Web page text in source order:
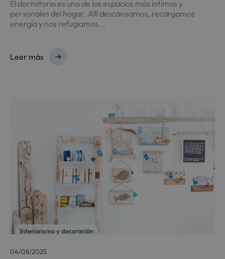
El dormitorio es uno de los espacios más íntimos y
personales del hogar. Allí descansamos, recargamos
energía y nos refugiamos...
Leer más
Interiorismo y decoración
04/08/2025